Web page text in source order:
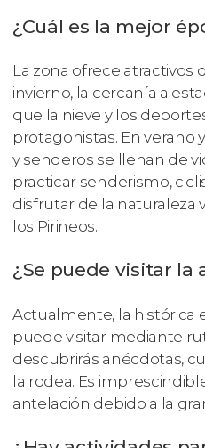
¿Cuál es la mejor
La zona ofrece atractivos
invierno, la cercanía a
que la nieve y los
protagonistas. En verano
y senderos se llenan de
practicar senderismo,
disfrutar de la naturaleza
los Pirineos.
¿Se puede visitar la
Actualmente, la histórica
puede visitar mediante
descubrirás anécdotas,
la rodea. Es
antelación debido a la